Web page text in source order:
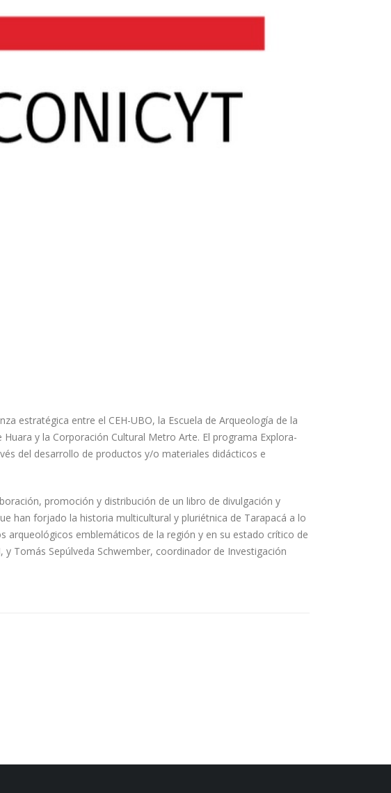
estratégica entre el CEH-UBO, la Escuela de Arqueología de la
y la Corporación Cultural Metro Arte. El programa Explora-
del desarrollo de productos y/o materiales didácticos e
promoción y distribución de un libro de divulgación y
han forjado la historia multicultural y pluriétnica de Tarapacá a lo
emblemáticos de la región y en su estado crítico de
Tomás Sepúlveda Schwember, coordinador de Investigación